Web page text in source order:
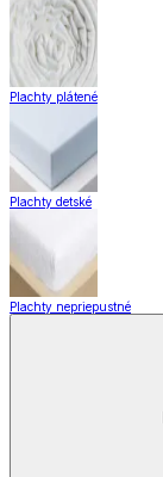
Plachty plátené
Plachty detské
Plachty nepriepustné